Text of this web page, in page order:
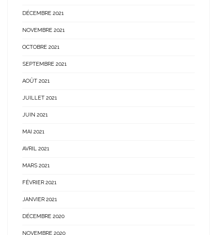
DÉCEMBRE 2021
NOVEMBRE 2021
OCTOBRE 2021
SEPTEMBRE 2021
AOÛT 2021
JUILLET 2021
JUIN 2021
MAI 2021
AVRIL 2021
MARS 2021
FÉVRIER 2021
JANVIER 2021
DÉCEMBRE 2020
NOVEMBRE 2020